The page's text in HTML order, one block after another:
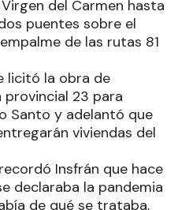
del Carmen hasta
puentes sobre el
de las rutas 81
licitó la obra de
23 para
Santo y adelantó que
viviendas del
Insfrán que hace
declaraba la pandemia
de qué se trataba,